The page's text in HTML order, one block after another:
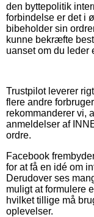
den byttepolitik
forbindelse er det i
bibeholder sin
kunne bekræfte
uanset om du leder
Trustpilot leverer
flere andre
rekommanderer vi,
anmeldelser af
ordre.
Facebook
for at få en idé om
Derudover ses
muligt at formulere
hvilket tillige må
oplevelser.